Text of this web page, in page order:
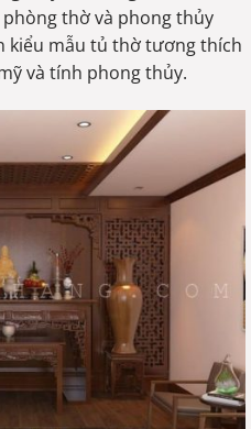
thờ và phong thủy
kiểu mẫu tủ thờ tương thích
và tính phong thủy.